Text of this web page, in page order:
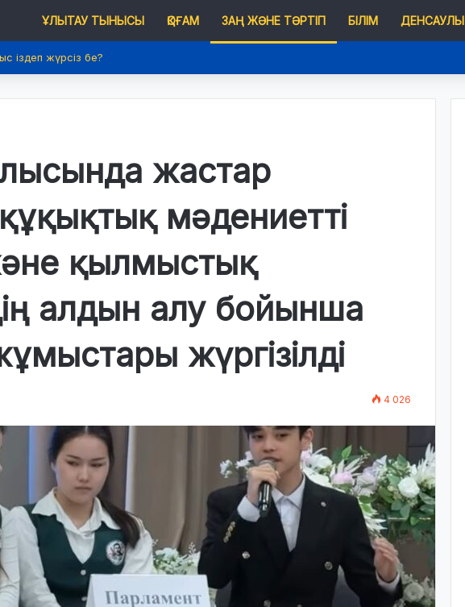
ҰЛЫТАУ ТЫНЫСЫ ҚОҒАМ ЗАҢ ЖӘНЕ ТӘРТІП БІЛІМ ДЕНСАУЛЫҚ
іздеп жүрсіз бе?
жастар
мәдениетті
қылмыстық
алдын алу бойынша
жүргізілді
4 026